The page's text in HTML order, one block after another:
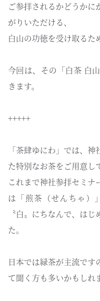
ご参拝されるかどうかに
がりいただける、
白山の功徳を受け取るた
今回は、その「白茶 白
きます。
+++++
「茶肆ゆにわ」では、
た特別なお茶をご用意し
これまで神社参拝セミ
は「煎茶（せんちゃ）
〝白〟にちなんで、は
た。
日本では緑茶が主流で
て聞く方も多いかもしれ